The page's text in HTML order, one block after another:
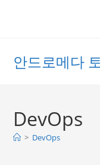
안드로메다
DevOps
> DevOps